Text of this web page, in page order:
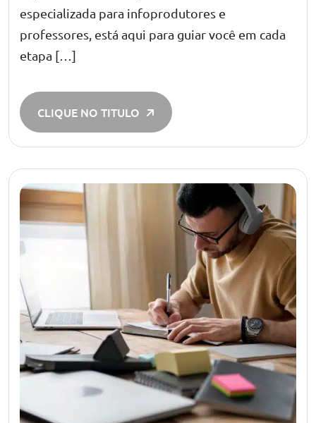
especializada para infoprodutores e
professores, está aqui para guiar você em cada
etapa […]
CLIQUE NO TITULO